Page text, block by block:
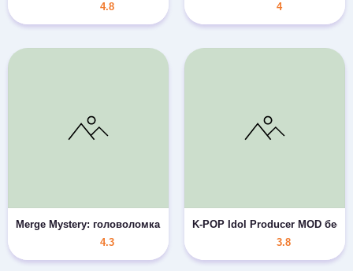
4.8
4
Merge Mystery: головоломка MOD свободные покупки
4.3
K-POP Idol Producer MOD
3.8